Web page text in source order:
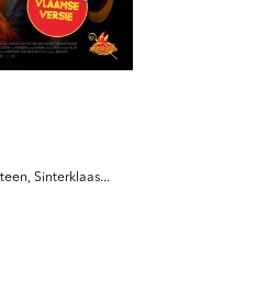
Sinterklaas...